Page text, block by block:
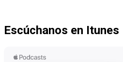
Escúchanos en Itunes